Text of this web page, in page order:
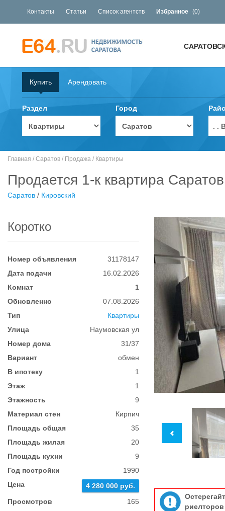
Контакты Статьи Список агентств Избранное (0)
Купить Арендовать
Раздел Город
. .
Главная / Саратов / Продажа / Квартиры
Продается 1-к квартира
Саратов / Кировский
Коротко
Номер объявления
31178147
Дата подачи
16.02.2026
Комнат
1
Обновленно
07.08.2026
Тип
Квартиры
Улица
Наумовская ул
Номер дома
31/37
Вариант
обмен
В ипотеку
1
Этаж
1
Этажность
9
Материал стен
Кирпич
Площадь общая
35
Площадь жилая
20
Площадь кухни
9
Год постройки
1990
Цена
4 280 000 руб.
Просмотров
165